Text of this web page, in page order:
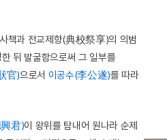
책과 전교제향(典校祭享)의 의범
뒤 발굴함으로써 그 일부를
官)으로서 이공수(李公遂)를 따라
興君)이 왕위를 탐내어 원나라 순제